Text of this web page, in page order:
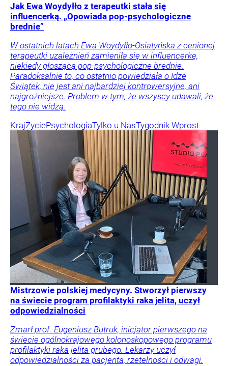
Jak Ewa Woydyłło z terapeutki stała się
influencerką. „Opowiada pop-psychologiczne
brednie”
W ostatnich latach Ewa Woydyłło-Osiatyńska z cenionej
terapeutki uzależnień zamieniła się w influencerkę,
niekiedy głoszącą pop-psychologiczne brednie.
Paradoksalnie to, co ostatnio powiedziała o Idze
Świątek, nie jest ani najbardziej kontrowersyjne, ani
najgroźniejsze. Problem w tym, że wszyscy udawali, że
tego nie widzą.
KrajŻyciePsychologiaTylko u NasTygodnik Wprost
Mistrzowie polskiej medycyny. Stworzył pierwszy
na świecie program profilaktyki raka jelita, uczył
odpowiedzialności
Zmarł prof. Eugeniusz Butruk, inicjator pierwszego na
świecie ogólnokrajowego kolonoskopowego programu
profilaktyki raka jelita grubego. Lekarzy uczył
odpowiedzialności za pacjenta, rzetelności i odwagi.